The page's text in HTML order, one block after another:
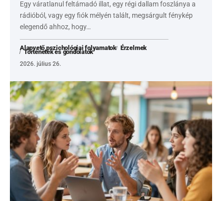
Egy váratlanul feltámadó illat, egy régi dallam foszlánya a
rádióból, vagy egy fiók mélyén talált, megsárgult fénykép
elegendő ahhoz, hogy…
Alapvető pszichológiai folyamatok Érzelmek
Történetek és gondolatok
2026. július 26.